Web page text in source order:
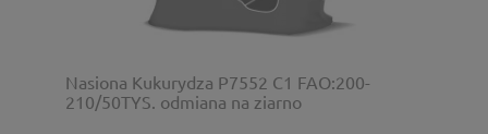
Nasiona Kukurydza P7552 C1 FAO:200-
210/50TYS. odmiana na ziarno